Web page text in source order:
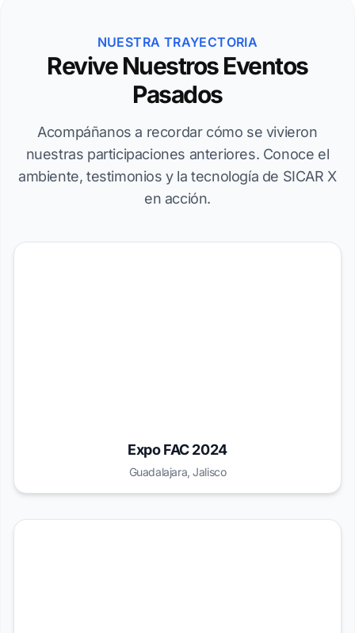
NUESTRA TRAYECTORIA
Revive Nuestros Eventos
Pasados
Acompáñanos a recordar cómo se vivieron
nuestras participaciones anteriores. Conoce el
ambiente, testimonios y la tecnología de SICAR X
en acción.
Expo FAC 2024
Guadalajara, Jalisco